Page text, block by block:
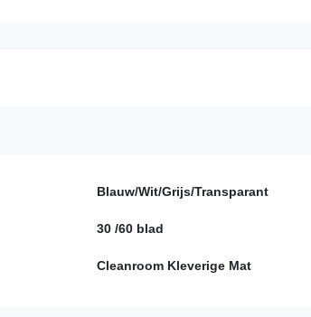
Blauw/Wit/Grijs/Transparant
30 /60 blad
Cleanroom Kleverige Mat